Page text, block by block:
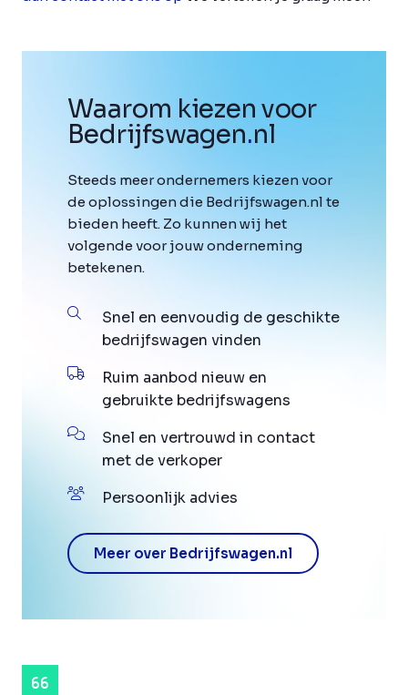
Waarom kiezen voor
Bedrijfswagen.nl
Steeds meer ondernemers kiezen voor
de oplossingen die Bedrijfswagen.nl te
bieden heeft. Zo kunnen wij het
volgende voor jouw onderneming
betekenen.
Snel en eenvoudig de geschikte
bedrijfswagen vinden
Ruim aanbod nieuw en
gebruikte bedrijfswagens
Snel en vertrouwd in contact
met de verkoper
Persoonlijk advies
Meer over Bedrijfswagen.nl